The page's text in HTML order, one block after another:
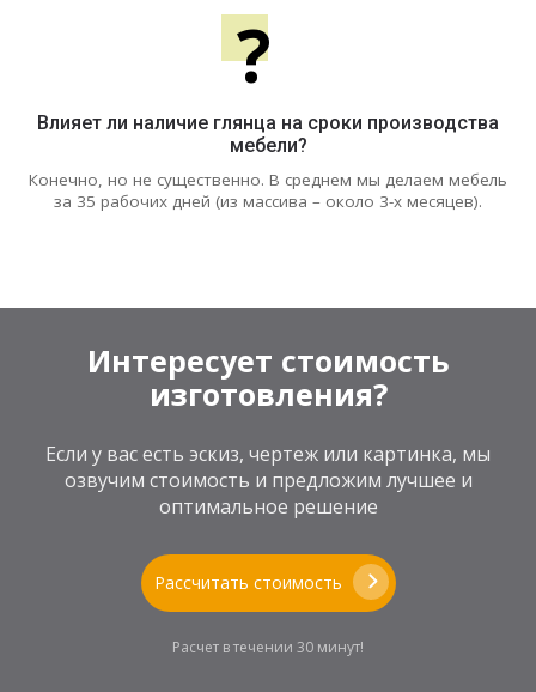
?
Влияет ли наличие глянца на сроки производства
мебели?
Конечно, но не существенно. В среднем мы делаем мебель
за 35 рабочих дней (из массива – около 3-х месяцев).
Интересует стоимость
изготовления?
Если у вас есть эскиз, чертеж или картинка, мы
озвучим стоимость и предложим лучшее и
оптимальное решение
Рассчитать стоимость
Расчет в течении 30 минут!